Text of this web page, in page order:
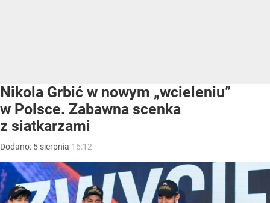
Nikola Grbić w nowym „wcieleniu”
w Polsce. Zabawna scenka
z siatkarzami
Dodano: 5 sierpnia 16:12